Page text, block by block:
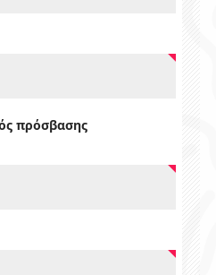
πρόσβασης